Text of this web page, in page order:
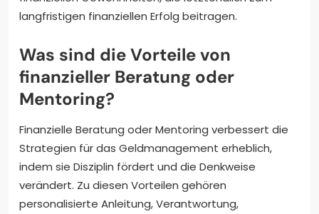
langfristigen finanziellen Erfolg beitragen.
Was sind die Vorteile von
finanzieller Beratung oder
Mentoring?
Finanzielle Beratung oder Mentoring verbessert die
Strategien für das Geldmanagement erheblich,
indem sie Disziplin fördert und die Denkweise
verändert. Zu diesen Vorteilen gehören
personalisierte Anleitung, Verantwortung,